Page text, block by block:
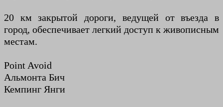
20 км закрытой дороги, ведущей от въезда в
город, обеспечивает легкий доступ к живописным
местам.
Point Avoid
Альмонта Бич
Кемпинг Янги